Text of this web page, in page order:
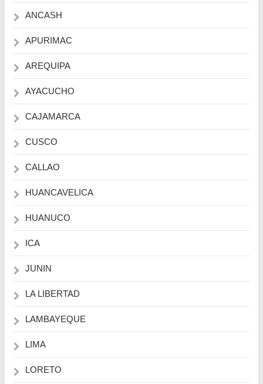
ANCASH
APURIMAC
AREQUIPA
AYACUCHO
CAJAMARCA
CUSCO
CALLAO
HUANCAVELICA
HUANUCO
ICA
JUNIN
LA LIBERTAD
LAMBAYEQUE
LIMA
LORETO